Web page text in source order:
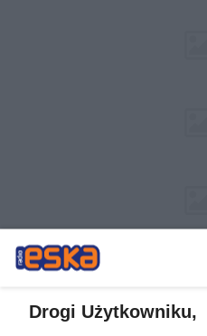
Drogi Użytkowniku,